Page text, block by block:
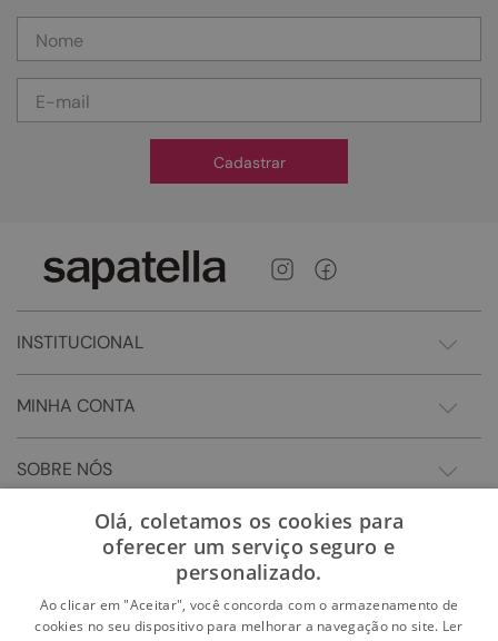
Cadastrar
INSTITUCIONAL
MINHA CONTA
SOBRE NÓS
Olá, coletamos os cookies para
oferecer um serviço seguro e
personalizado.
Ao clicar em "Aceitar", você concorda com o armazenamento de
cookies no seu dispositivo para melhorar a navegação no site. Ler